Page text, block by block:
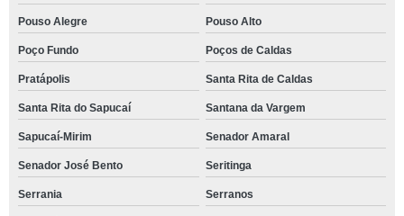
Pouso Alegre Pouso Alto
Poço Fundo Poços de Caldas
Pratápolis Santa Rita de Caldas
Santa Rita do Sapucaí Santana da Vargem
Sapucaí-Mirim Senador Amaral
Senador José Bento Seritinga
Serrania Serranos